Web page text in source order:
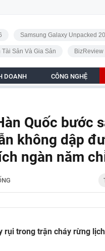
Samsung Galaxy Unpacked
Sản Và Gia Sản BizReview
DOANH CÔNG NGHỆ
Quốc bước
không dập
ngàn năm
rụi trong trận cháy rừng